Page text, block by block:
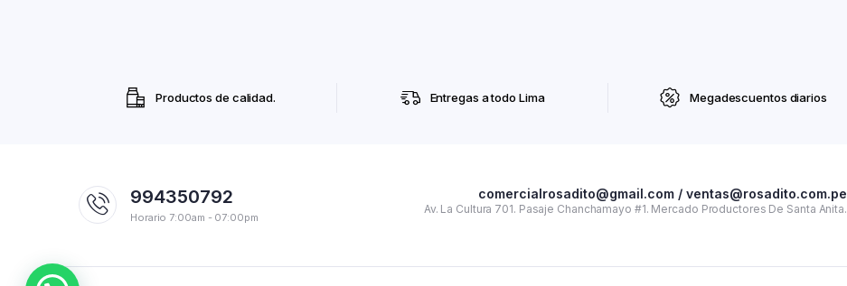
Productos de calidad. Entregas a todo Lima Megadescuentos diarios
994350792
Horario 7:00am - 07:00pm
comercialrosadito@gmail.com / ventas@rosadito.com.pe
Av. La Cultura 701. Pasaje Chanchamayo #1. Mercado Productores De Santa Anita.